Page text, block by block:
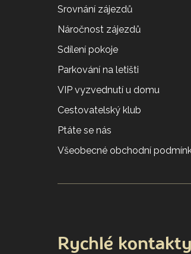
Srovnání zájezdů
Náročnost zájezdů
Sdílení pokoje
Parkování na letišti
VIP vyzvednutí u domu
Cestovatelský klub
Ptáte se nás
Všeobecné obchodní
Rychlé kontakty